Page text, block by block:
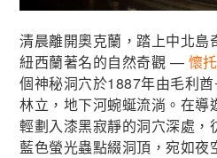
清晨離開奧克蘭，踏上中北島
紐西蘭著名的自然奇觀 — 懷
個神秘洞穴於1887年由毛利
林立，地下河蜿蜒流淌。在導
輕劃入漆黑寂靜的洞穴深處，
藍色螢光蟲點綴洞頂，宛如夜